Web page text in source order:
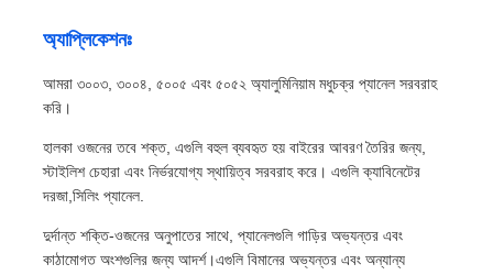
অ্যাপ্লিকেশনঃ
আমরা ৩০০৩, ৩০০৪, ৫০০৫ এবং ৫০৫২ অ্যালুমিনিয়াম মধুচক্র প্যানেল সরবরাহ
করি।
হালকা ওজনের তবে শক্ত, এগুলি বহুল ব্যবহৃত হয় বাইরের আবরণ তৈরির জন্য,
স্টাইলিশ চেহারা এবং নির্ভরযোগ্য স্থায়িত্ব সরবরাহ করে। এগুলি ক্যাবিনেটের
দরজা,সিলিং প্যানেল.
দুর্দান্ত শক্তি-ওজনের অনুপাতের সাথে, প্যানেলগুলি গাড়ির অভ্যন্তর এবং
কাঠামোগত অংশগুলির জন্য আদর্শ।এগুলি বিমানের অভ্যন্তর এবং অন্যান্য